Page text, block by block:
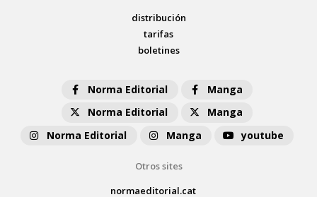
distribución
tarifas
boletines
Norma Editorial
Manga
Norma Editorial
Manga
Norma Editorial
Manga youtube
Otros sites
normaeditorial.cat